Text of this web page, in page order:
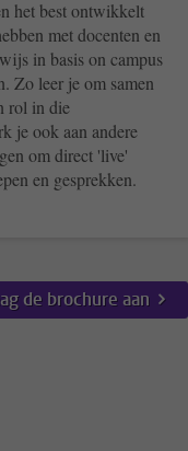
het best ontwikkelt
met docenten en
in basis on campus
Zo leer je om samen
rol in die
je ook aan andere
om direct 'live'
en gesprekken.
de brochure aan